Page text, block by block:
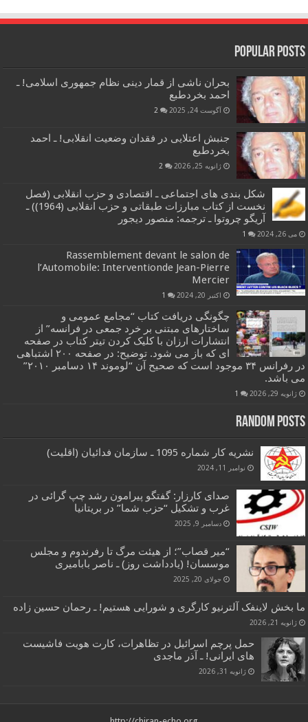
Popular Posts
بحران ناشی از قمار دینی نظام جمهوری اسلامی! ـ
احمد بخردطبع
آگوست 24, 2025 2
جنبش اعتلایی در فقدان وضعیت انقلابی! ـ احمد
بخردطبع
ژانویه 25, 2026 2
شکل بندی های اجتماعی ـ اقتصادی و حزب انقلابی (فصل
نخست از کتاب مبارزات طبقاتی و حزب انقلابی (1964)) ـ
آریگو چروتوا ـ ترجمه: منصور دیجور
می 26, 2024 1
Rassemblement devant le salon de
l’Automobile: Interventionde Jean-Pierre
Mercier
اکتبر 20, 2024 1
چگونگی دریافت کتاب “مجامع عمومی و
ساختارهای مبتنی بر خرد جمعی در فرانسه” از
انتشارات ارزان با کلیک کردن تیتر کتاب در صفحه
ای که باز می شود. توضیح: در صفحه ۲۰۰ اشتباهی
در رفرانس ۳۴ موجود است که صحیح آن “لوموند ۱۴ دسامبر ۲۰۱۰”
می باشد.
ژانویه 29, 2026 1
Random Posts
نشریه کار شماره 1095 ـ سازمان فدائیان (اقلیت)
نوامبر 11, 2024
صدای کارزار: گفتگو پیرامون رشد چپ گرائی در
غرب و تشکیل “حزب شما” در بریتانیا
دسامبر 9, 2025
“میر قصاب”؛ از هیئت مرگ تا رفرندوم و مجلس
موسسان! (یادداشت روز) ـ ناصر بابامیری
جولای 20, 2025
ما بخش لاینفک آلترنیو کارگری و شورایی هستیم! ـ رحمان حسین زاده
ژانویه 21, 2026
حمل پرچم اسرائیل در تظاهرات، کارت هویت فاشیست
های ایرانی! ـ آذر ماجدی
ژانویه 31, 2026